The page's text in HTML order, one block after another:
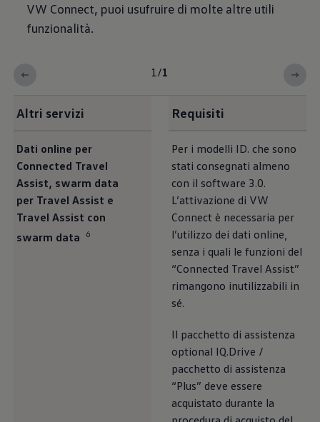
VW Connect, puoi usufruire di molte altre utili
funzionalità.
1/1
Altri servizi Requisiti
Dati online per
Connected Travel
Assist, swarm data
per Travel Assist e
Travel Assist con
swarm data
6
Per i modelli ID. che sono
stati consegnati almeno
con il software 3.0.
L’attivazione di VW
Connect è necessaria per
l’utilizzo dei dati online,
senza i quali le funzioni del
“Connected Travel Assist”
rimangono inutilizzabili in
sé.
Il pacchetto di assistenza
optional IQ.Drive /
pacchetto di assistenza
“Plus” deve essere
acquistato durante la